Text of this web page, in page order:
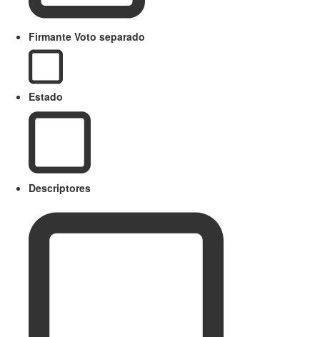
Firmante Voto separado
Estado
Descriptores